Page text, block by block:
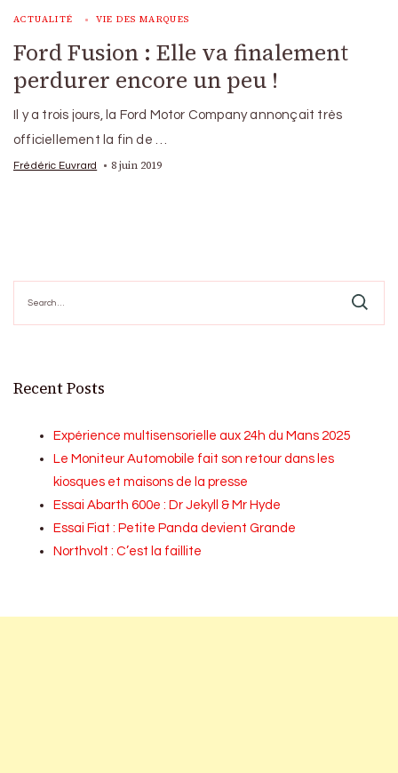
ACTUALITÉ VIE DES MARQUES
Ford Fusion : Elle va finalement
perdurer encore un peu !
Il y a trois jours, la Ford Motor Company annonçait très
officiellement la fin de …
Frédéric Euvrard 8 juin 2019
for:
Recent Posts
Expérience multisensorielle aux 24h du Mans 2025
Le Moniteur Automobile fait son retour dans les
kiosques et maisons de la presse
Essai Abarth 600e : Dr Jekyll & Mr Hyde
Essai Fiat : Petite Panda devient Grande
Northvolt : C’est la faillite